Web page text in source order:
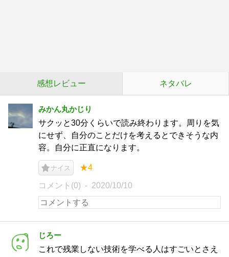
感想レビュー ネタバレ
みかん丸かじり
サクッと30分くらいで読み終わります。周りを気
にせず、自分のことだけを考えるとできそうな内
容。自分に正直になります。
ナイス ★4
コメント(0) 2020/10/10
じろー
これで残業しない技術を学べる人はすごいとさえ